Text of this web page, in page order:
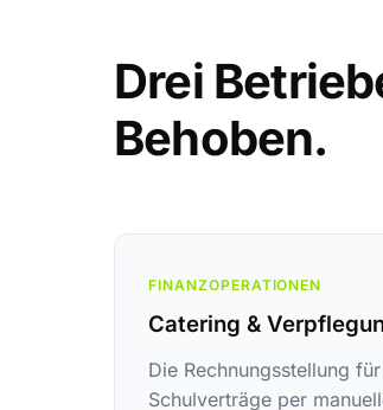
Drei
Behoben.
FINANZOPERATIONEN
Catering &
Die Rechnungsstellung
Schulverträge per